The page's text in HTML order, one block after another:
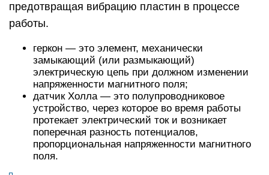
предотвращая вибрацию пластин в процессе
работы.
геркон — это элемент, механически
замыкающий (или размыкающий)
электрическую цепь при должном изменении
напряженности магнитного поля;
датчик Холла — это полупроводниковое
устройство, через которое во время работы
протекает электрический ток и возникает
поперечная разность потенциалов,
пропорциональная напряженности магнитного
поля.